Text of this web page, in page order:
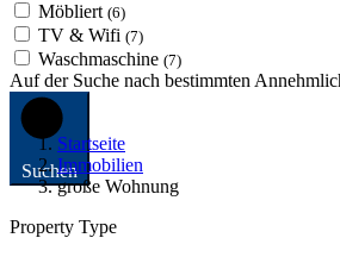
Möbliert (6)
TV & Wifi (7)
Waschmaschine (7)
Auf der Suche nach bestimmten
Suchen
Startseite
Immobilien
große Wohnung
Property Type